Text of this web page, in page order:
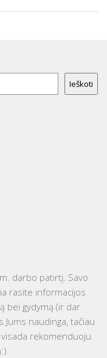
Ieškoti
darbo patirtį. Savo
rasite informacijos
bei gydymą (ir dar
Jums naudinga, tačiau
rekomenduoju